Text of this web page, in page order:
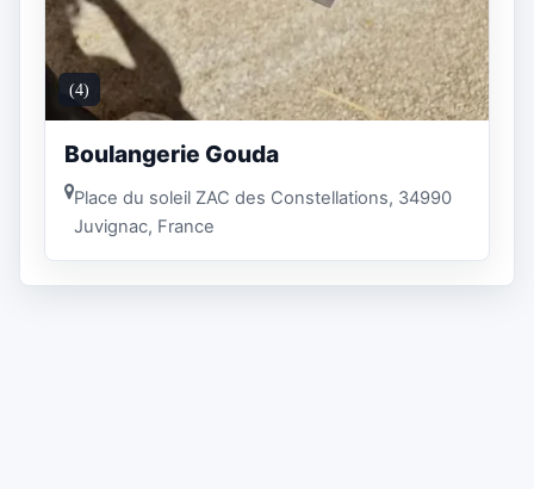
(4)
Boulangerie Gouda
Place du soleil ZAC des Constellations, 34990
Juvignac, France